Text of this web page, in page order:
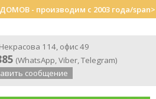
- производим с 2003 года/span>
114, офис 49
(WhatsApp,Viber,Telegram)
сообщение